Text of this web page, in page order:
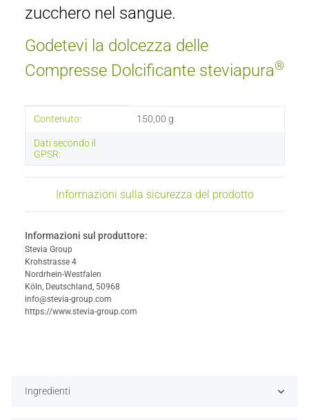
zucchero nel sangue.
Godetevi la dolcezza delle
Compresse Dolcificante steviapura®
#productDetails.itemInformation#
#productDetails.itemValue#
Contenuto: 150,00 g
Dati secondo il
GPSR:
Informazioni sulla sicurezza del prodotto
Informazioni sul produttore:
Stevia Group
Krohstrasse 4
Nordrhein-Westfalen
Köln, Deutschland, 50968
info@stevia-group.com
https://www.stevia-group.com
Ingredienti